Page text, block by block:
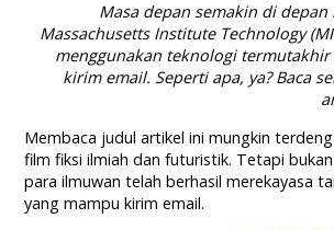
Masa depan semakin di
Massachusetts Institute Technology
menggunakan teknologi termutakhir
kirim email. Seperti apa, ya? Baca
Membaca judul artikel ini mungkin
film fiksi ilmiah dan futuristik. Tetapi
para ilmuwan telah berhasil merekayasa
yang mampu kirim email.